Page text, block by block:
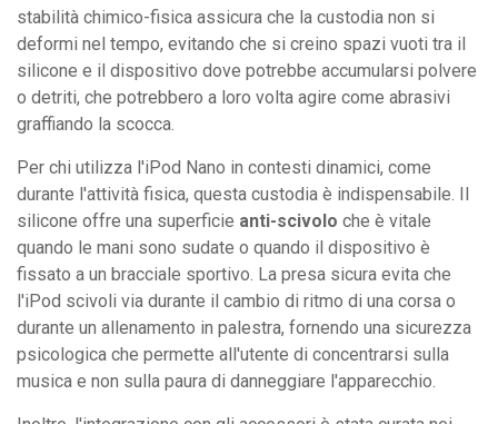
stabilità chimico-fisica assicura che la custodia non si
deformi nel tempo, evitando che si creino spazi vuoti tra il
silicone e il dispositivo dove potrebbe accumularsi polvere
o detriti, che potrebbero a loro volta agire come abrasivi
graffiando la scocca.
Per chi utilizza l'iPod Nano in contesti dinamici, come
durante l'attività fisica, questa custodia è indispensabile. Il
silicone offre una superficie anti-scivolo che è vitale
quando le mani sono sudate o quando il dispositivo è
fissato a un bracciale sportivo. La presa sicura evita che
l'iPod scivoli via durante il cambio di ritmo di una corsa o
durante un allenamento in palestra, fornendo una sicurezza
psicologica che permette all'utente di concentrarsi sulla
musica e non sulla paura di danneggiare l'apparecchio.